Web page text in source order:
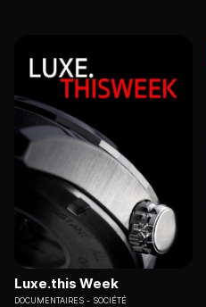
Luxe.this Week
DOCUMENTAIRES SOCIÉTÉ